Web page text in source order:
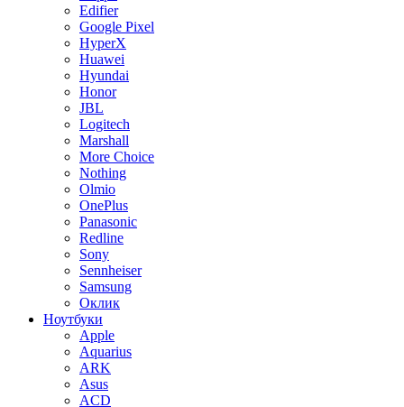
Edifier
Google Pixel
HyperX
Huawei
Hyundai
Honor
JBL
Logitech
Marshall
More Choice
Nothing
Olmio
OnePlus
Panasonic
Redline
Sony
Sennheiser
Samsung
Оклик
Ноутбуки
Apple
Aquarius
ARK
Asus
ACD